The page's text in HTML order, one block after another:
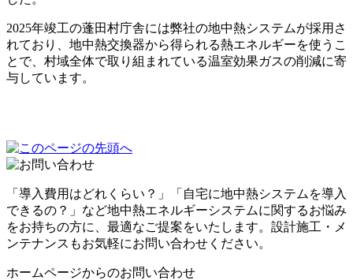
2025年竣工の蓬田村庁舎には弊社の地中熱システムが採用さ
れており、地中熱交換器から得られる熱エネルギーを使うこ
とで、村域全体で取り組まれている温室効果ガスの削減に寄
与しています。
「導入費用はどれくらい？」「自宅に地中熱システムを導入
できるの？」など地中熱エネルギーシステムに関するお悩み
をお持ちの方に、最適なご提案をいたします。設計施工・メ
ンテナンスもお気軽にお問い合わせください。
ホームページからのお問い合わせ